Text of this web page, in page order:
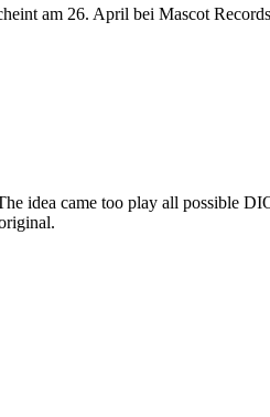
am 26. April bei Mascot
idea came too play all possible